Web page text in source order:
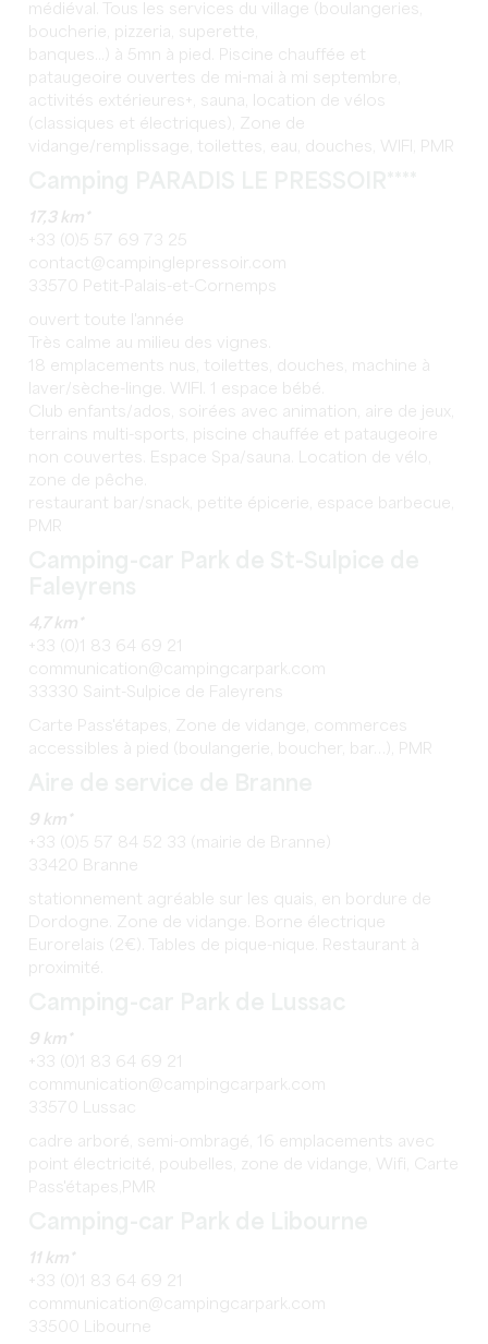
médiéval. Tous les services du village (boulangeries,
boucherie, pizzeria, superette,
banques...) à 5mn à pied. Piscine chauffée et
pataugeoire ouvertes de mi-mai à mi septembre,
activités extérieures+, sauna, location de vélos
(classiques et électriques), Zone de
vidange/remplissage, toilettes, eau, douches, WIFI, PMR
17,3 km*
+33 (0)5 57 69 73 25
contact@campinglepressoir.com
33570 Petit-Palais-et-Cornemps
ouvert toute l'année
Très calme au milieu des vignes.
18 emplacements nus, toilettes, douches, machine à
laver/sèche-linge. WIFI. 1 espace bébé.
Club enfants/ados, soirées avec animation, aire de jeux,
terrains multi-sports, piscine chauffée et pataugeoire
non couvertes. Espace Spa/sauna. Location de vélo,
zone de pêche.
restaurant bar/snack, petite épicerie, espace barbecue,
PMR
4,7 km*
+33 (0)1 83 64 69 21
communication@campingcarpark.com
33330 Saint-Sulpice de Faleyrens
Carte Pass'étapes, Zone de vidange, commerces
accessibles à pied (boulangerie, boucher, bar…), PMR
9 km*
+33 (0)5 57 84 52 33 (mairie de Branne)
33420 Branne
stationnement agréable sur les quais, en bordure de
Dordogne. Zone de vidange. Borne électrique
Eurorelais (2€). Tables de pique-nique. Restaurant à
proximité.
9 km*
+33 (0)1 83 64 69 21
communication@campingcarpark.com
33570 Lussac
cadre arboré, semi-ombragé, 16 emplacements avec
point électricité, poubelles, zone de vidange, Wifi, Carte
Pass'étapes,PMR
11 km*
+33 (0)1 83 64 69 21
communication@campingcarpark.com
33500 Libourne